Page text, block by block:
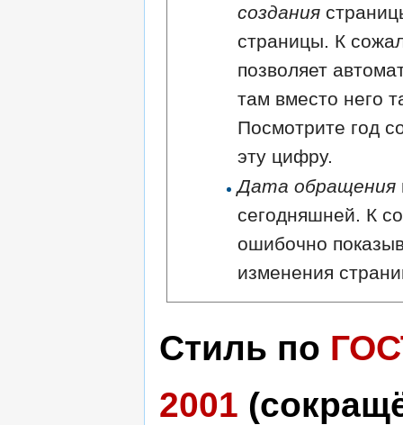
создания
страницы. К
позволяет
там вместо него
Посмотрите год
эту цифру.
Дата обращения
сегодняшней. К
ошибочно
изменения
Стиль по
2001